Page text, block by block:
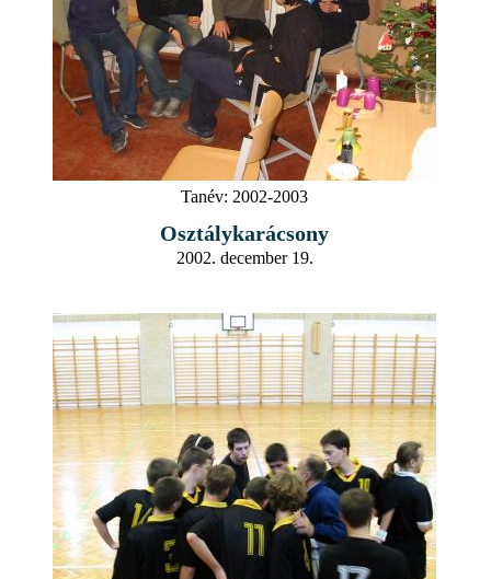
Tanév: 2002-2003
Osztálykarácsony
2002. december 19.